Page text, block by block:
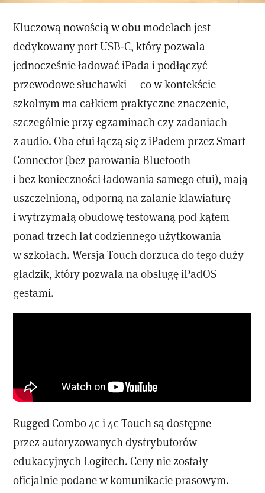
Kluczową nowością w obu modelach jest
dedykowany port USB-C, który pozwala
jednocześnie ładować iPada i podłączyć
przewodowe słuchawki — co w kontekście
szkolnym ma całkiem praktyczne znaczenie,
szczególnie przy egzaminach czy zadaniach
z audio. Oba etui łączą się z iPadem przez Smart
Connector (bez parowania Bluetooth
i bez konieczności ładowania samego etui), mają
uszczelnioną, odporną na zalanie klawiaturę
i wytrzymałą obudowę testowaną pod kątem
ponad trzech lat codziennego użytkowania
w szkołach. Wersja Touch dorzuca do tego duży
gładzik, który pozwala na obsługę iPadOS
gestami.
Rugged Combo 4c i 4c Touch są dostępne
przez autoryzowanych dystrybutorów
edukacyjnych Logitech. Ceny nie zostały
oficjalnie podane w komunikacie prasowym.